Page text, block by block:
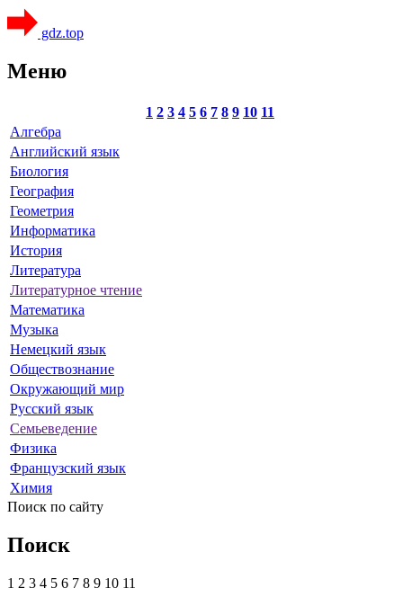
gdz.top
Меню
1 2 3 4 5 6 7 8 9 10 11
Алгебра
Английский язык
Биология
География
Геометрия
Информатика
История
Литература
Литературное чтение
Математика
Музыка
Немецкий язык
Обществознание
Окружающий мир
Русский язык
Семьеведение
Физика
Французский язык
Химия
Поиск по сайту
Поиск
1 2 3 4 5 6 7 8 9 10 11